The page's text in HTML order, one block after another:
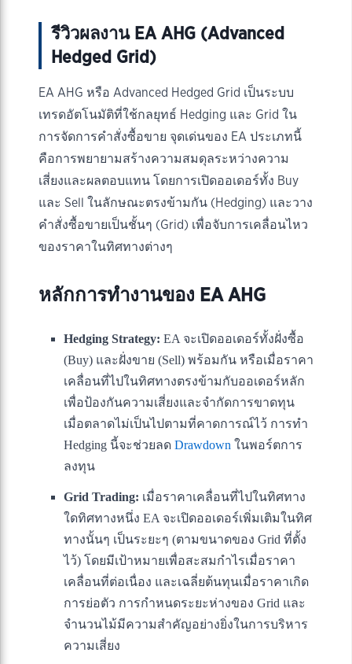
รีวิวผลงาน EA AHG (Advanced
Hedged Grid)
EA AHG หรือ Advanced Hedged Grid เป็นระบบ
เทรดอัตโนมัติที่ใช้กลยุทธ์ Hedging และ Grid ใน
การจัดการคำสั่งซื้อขาย จุดเด่นของ EA ประเภทนี้
คือการพยายามสร้างความสมดุลระหว่างความ
เสี่ยงและผลตอบแทน โดยการเปิดออเดอร์ทั้ง Buy
และ Sell ในลักษณะตรงข้ามกัน (Hedging) และวาง
คำสั่งซื้อขายเป็นชั้นๆ (Grid) เพื่อจับการเคลื่อนไหว
ของราคาในทิศทางต่างๆ
หลักการทำงานของ EA AHG
Hedging Strategy: EA จะเปิดออเดอร์ทั้งฝั่งซื้อ
(Buy) และฝั่งขาย (Sell) พร้อมกัน หรือเมื่อราคา
เคลื่อนที่ไปในทิศทางตรงข้ามกับออเดอร์หลัก
เพื่อป้องกันความเสี่ยงและจำกัดการขาดทุน
เมื่อตลาดไม่เป็นไปตามที่คาดการณ์ไว้ การทำ
Hedging นี้จะช่วยลด Drawdown ในพอร์ตการ
ลงทุน
Grid Trading: เมื่อราคาเคลื่อนที่ไปในทิศทาง
ใดทิศทางหนึ่ง EA จะเปิดออเดอร์เพิ่มเติมในทิศ
ทางนั้นๆ เป็นระยะๆ (ตามขนาดของ Grid ที่ตั้ง
ไว้) โดยมีเป้าหมายเพื่อสะสมกำไรเมื่อราคา
เคลื่อนที่ต่อเนื่อง และเฉลี่ยต้นทุนเมื่อราคาเกิด
การย่อตัว การกำหนดระยะห่างของ Grid และ
จำนวนไม้มีความสำคัญอย่างยิ่งในการบริหาร
ความเสี่ยง